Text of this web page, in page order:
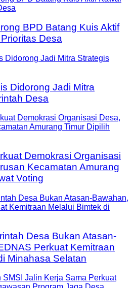
BPD Batang Kuis Aktif
Desa
Didorong Jadi Mitra
Desa
Demokrasi Organisasi
Kecamatan Amurang
Voting
Desa Bukan Atasan-
Perkuat Kemitraan
Minahasa Selatan